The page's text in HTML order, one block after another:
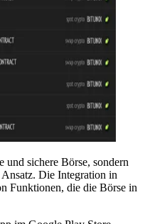
und sichere Börse, sondern
Die Integration in
Funktionen, die die Börse in